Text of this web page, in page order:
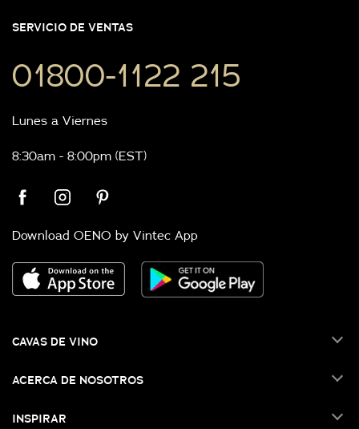
SERVICIO DE VENTAS
01800-1122 215
Lunes a Viernes
8:30am - 8:00pm (EST)
Download OENO by Vintec App
CAVAS DE VINO
ACERCA DE NOSOTROS
INSPIRAR